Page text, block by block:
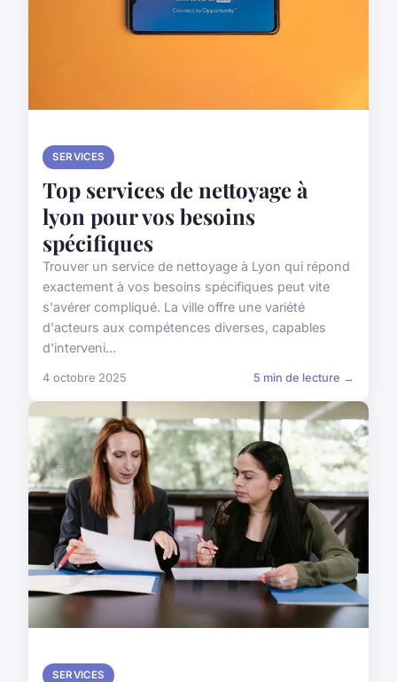
SERVICES
Top services de nettoyage à
lyon pour vos besoins
spécifiques
Trouver un service de nettoyage à Lyon qui répond
exactement à vos besoins spécifiques peut vite
s'avérer compliqué. La ville offre une variété
d'acteurs aux compétences diverses, capables
d'interveni...
4 octobre 2025 5 min de lecture →
SERVICES